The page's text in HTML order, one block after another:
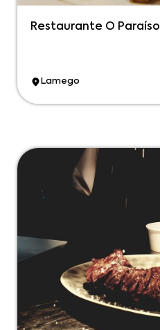
Restaurante O Paraíso
Lamego